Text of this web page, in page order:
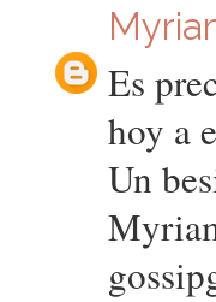
Es
hoy a
Un